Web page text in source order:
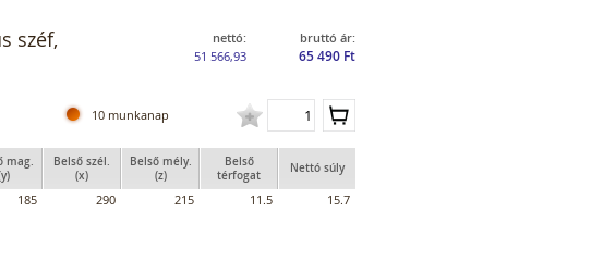
nettó:
51 566,93
bruttó ár:
65 490 Ft
széf,
10 munkanap
mag.
Belső szél.
(x)
Belső mély.
(z)
Belső
térfogat
Nettó súly
185 290 215 11.5 15.7